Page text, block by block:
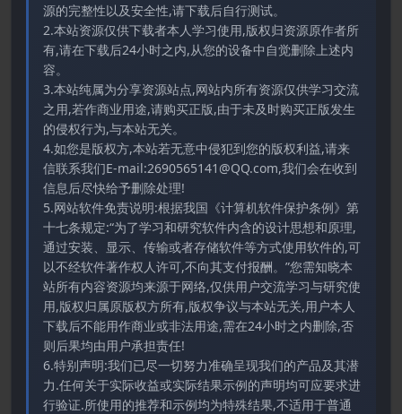
源的完整性以及安全性,请下载后自行测试。
2.本站资源仅供下载者本人学习使用,版权归资源原作者所
有,请在下载后24小时之内,从您的设备中自觉删除上述内
容。
3.本站纯属为分享资源站点,网站内所有资源仅供学习交流
之用,若作商业用途,请购买正版,由于未及时购买正版发生
的侵权行为,与本站无关。
4.如您是版权方,本站若无意中侵犯到您的版权利益,请来
信联系我们E-mail:2690565141@QQ.com,我们会在收到
信息后尽快给予删除处理!
5.网站软件免责说明:根据我国《计算机软件保护条例》第
十七条规定:“为了学习和研究软件内含的设计思想和原理,
通过安装、显示、传输或者存储软件等方式使用软件的,可
以不经软件著作权人许可,不向其支付报酬。”您需知晓本
站所有内容资源均来源于网络,仅供用户交流学习与研究使
用,版权归属原版权方所有,版权争议与本站无关,用户本人
下载后不能用作商业或非法用途,需在24小时之内删除,否
则后果均由用户承担责任!
6.特别声明:我们已尽一切努力准确呈现我们的产品及其潜
力.任何关于实际收益或实际结果示例的声明均可应要求进
行验证.所使用的推荐和示例均为特殊结果,不适用于普通